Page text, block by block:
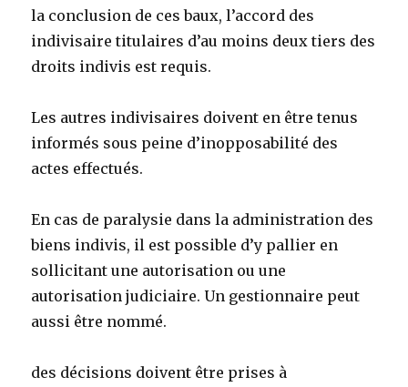
la conclusion de ces baux, l’accord des
indivisaire titulaires d’au moins deux tiers des
droits indivis est requis.
Les autres indivisaires doivent en être tenus
informés sous peine d’inopposabilité des
actes effectués.
En cas de paralysie dans la administration des
biens indivis, il est possible d’y pallier en
sollicitant une autorisation ou une
autorisation judiciaire. Un gestionnaire peut
aussi être nommé.
des décisions doivent être prises à